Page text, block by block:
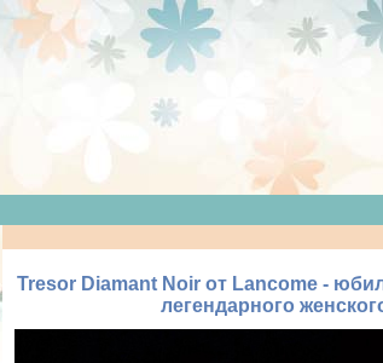
Tresor Diamant Noir от Lancome -
легендарного